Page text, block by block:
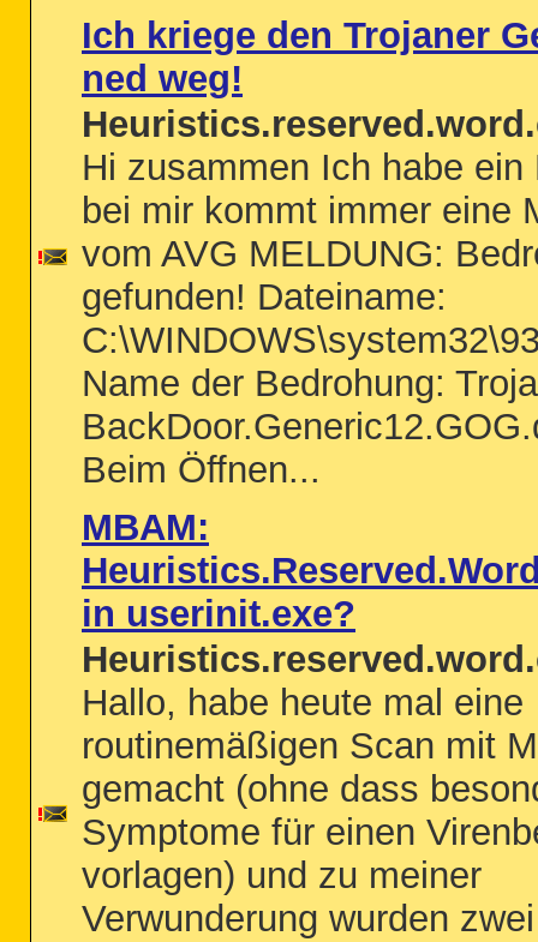
Ich kriege den Trojaner
ned weg!
Hi zusammen Ich habe ein
bei mir kommt immer eine
vom AVG MELDUNG:
gefunden! Dateiname:
Name der Bedrohung:
Beim Öffnen...
MBAM:
in userinit.exe?
Hallo, habe heute mal eine
routinemäßigen Scan mit
gemacht (ohne dass
Symptome für einen
vorlagen) und zu meiner
Verwunderung wurden zwei